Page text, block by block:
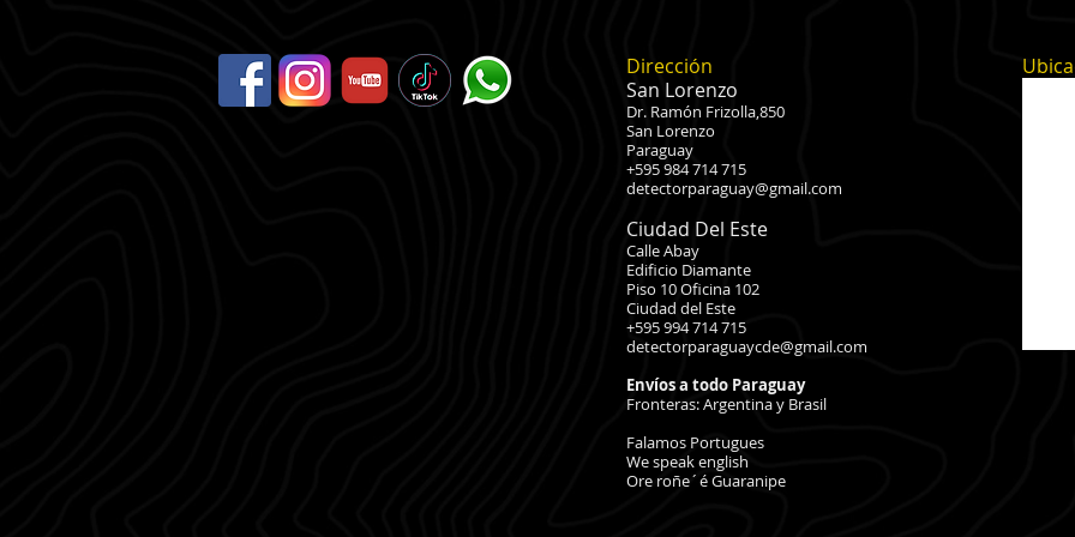
Dirección
San Lorenzo
Dr. Ramón Frizolla,850
San Lorenzo
Paraguay
+595 984 714 715
detectorparaguay@gmail.com
Ciudad Del Este
Calle Abay
Edificio Diamante
Piso 10 Oficina 102
Ciudad del Este
+595 994 714 715
detectorparaguaycde@gmail.com
Envíosa todo Paraguay
Fronteras: Argentina y Brasil
Falamos Portugues
We speak english
Ore roñe´é Guaranipe